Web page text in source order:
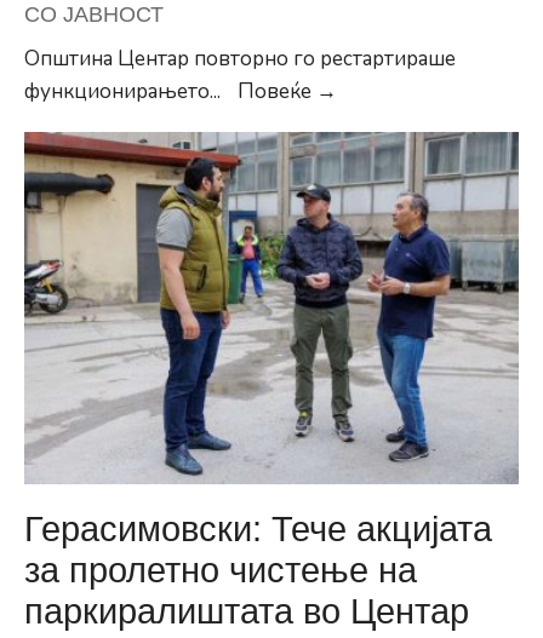
СО ЈАВНОСТ
Општина Центар повторно го рестартираше
функционирањето... Повеќе →
цели
13
години
го
реактивиравме
ОК
„Работнички
Скопје
71
&
22“
Герасимовски: Тече акцијата
за пролетно чистење на
паркиралиштата во Центар